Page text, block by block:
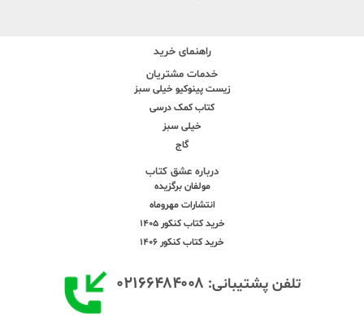
راهنمای خرید
خدمات مشتریان
زیست پینوکیو خیلی سبز
کتاب کمک درسی
خیلی سبز
گاج
درباره عشق کتاب
مولفان برگزیده
انتشارات مهروماه
خرید کتاب کنکور 1405
خرید کتاب کنکور 1406
تلفن پشتیبانی: ۰۲۱۶۶۴۸۴۰۰۸